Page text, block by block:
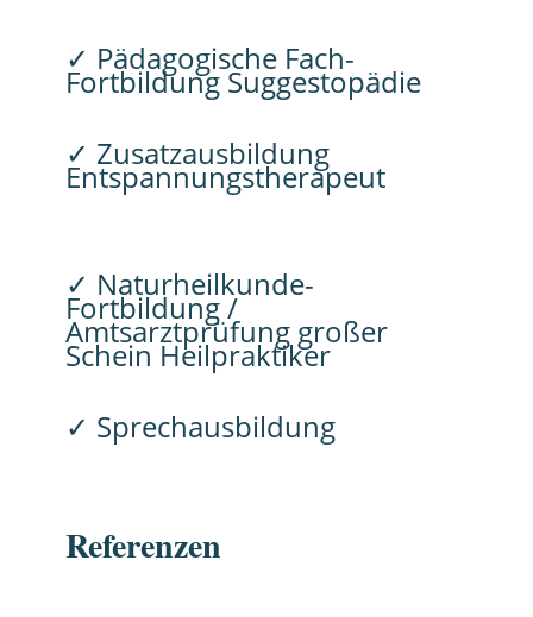
✓ Pädagogische Fach-
Fortbildung Suggestopädie
✓ Zusatzausbildung
Entspannungstherapeut
✓ Naturheilkunde-
Fortbildung /
Amtsarztprüfung großer
Schein Heilpraktiker
✓ Sprechausbildung
Referenzen